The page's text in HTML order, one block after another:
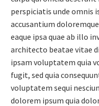
perspiciatis unde omnis
accusantium
eaque ipsa quae ab illo
architecto beatae vitae
ipsam voluptatem quia
fugit, sed quia
voluptatem sequi
dolorem ipsum quia